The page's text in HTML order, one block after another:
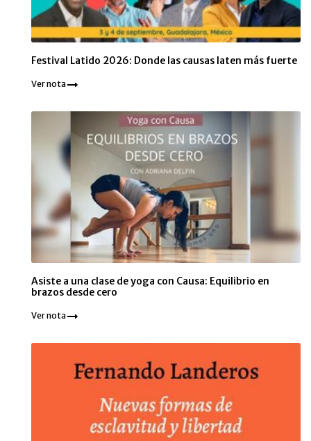
Festival Latido 2026: Donde las causas laten más fuerte
Ver nota
Asiste a una clase de yoga con Causa: Equilibrio en
brazos desde cero
Ver nota